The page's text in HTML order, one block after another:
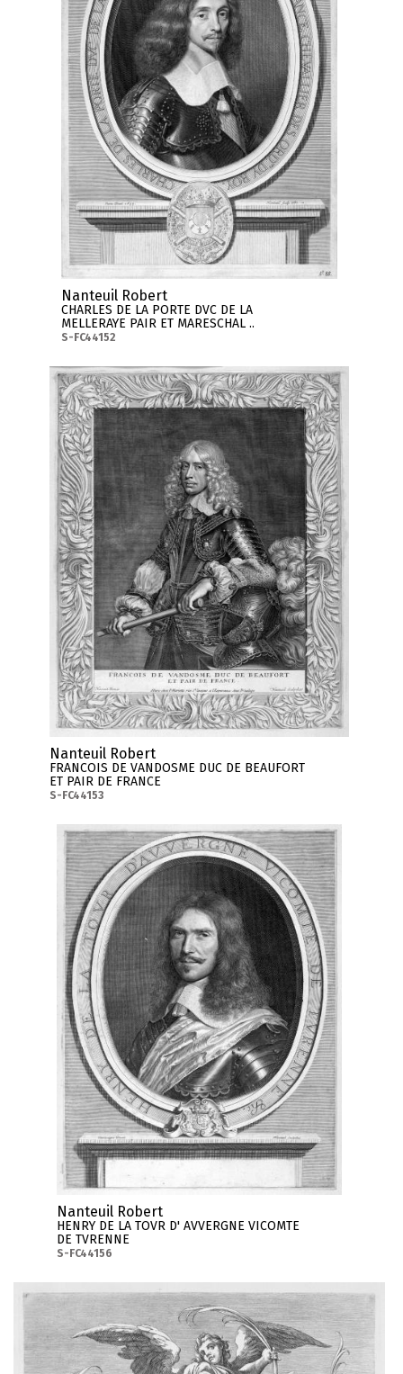
Nanteuil Robert
CHARLES DE LA PORTE DVC DE LA
MELLERAYE PAIR ET MARESCHAL ..
S-FC44152
Nanteuil Robert
FRANCOIS DE VANDOSME DUC DE BEAUFORT
ET PAIR DE FRANCE
S-FC44153
Nanteuil Robert
HENRY DE LA TOVR D' AVVERGNE VICOMTE
DE TVRENNE
S-FC44156